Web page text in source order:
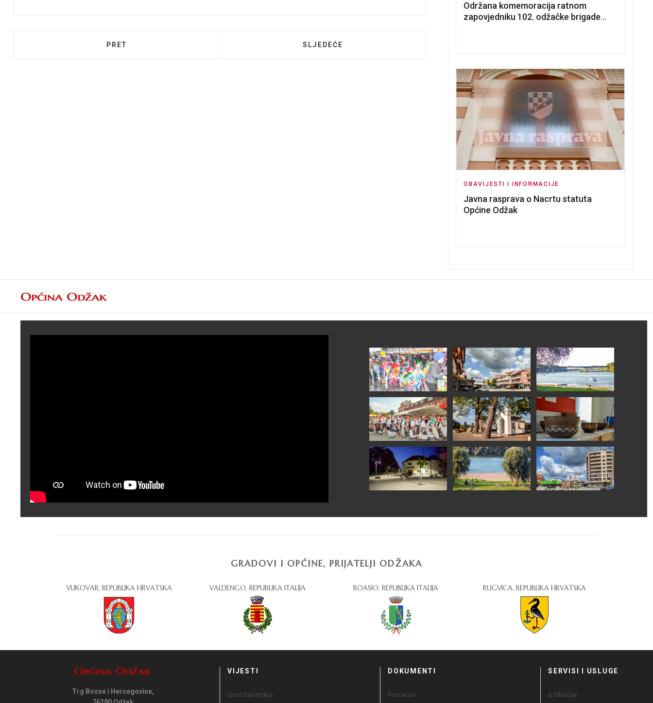
PRETHODNI ČLANAK: OBAVIJEST O NERADNIM DANIMA
PRET SLJEDEĆI ČLANAK: JAVNA RASPRAVA O NACRTU ZAKONA O KOMUNALNOM
SLJEDEĆE
Održana komemoracija ratnom
zapovjedniku 102. odžačke brigade
OBAVIJESTI I INFORMACIJE
Javna rasprava o Nacrtu statuta
Općine Odžak
GRADOVI I OPĆINE, PRIJATELJI ODŽAKA
VUKOVAR, REPUBLIKA HRVATSKA VALDENGO, REPUBLIKA ITALIJA ROASIO, REPUBLIKA ITALIJA RUGVICA, REPUBLIKA HRVATSKA
Trg Bosne i Hercegovine,
VIJESTI
Ured načelnika
DOKUMENTI
Proračun
SERVISI I USLUGE
e-Matičar